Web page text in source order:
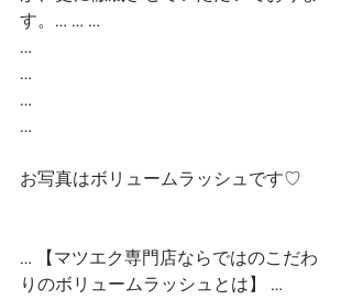
す。… … …
…
…
…
…
お写真はボリュームラッシュです♡
… 【マツエク専門店ならではのこだわ
りのボリュームラッシュとは】 …